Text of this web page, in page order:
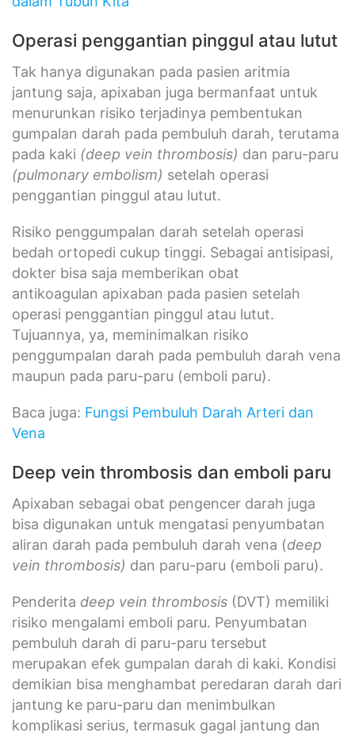
Operasi penggantian pinggul atau lutut
Tak hanya digunakan pada pasien aritmia
jantung saja, apixaban juga bermanfaat untuk
menurunkan risiko terjadinya pembentukan
gumpalan darah pada pembuluh darah, terutama
pada kaki (deep vein thrombosis) dan paru-paru
(pulmonary embolism) setelah operasi
penggantian pinggul atau lutut.
Risiko penggumpalan darah setelah operasi
bedah ortopedi cukup tinggi. Sebagai antisipasi,
dokter bisa saja memberikan obat
antikoagulan apixaban pada pasien setelah
operasi penggantian pinggul atau lutut.
Tujuannya, ya, meminimalkan risiko
penggumpalan darah pada pembuluh darah vena
maupun pada paru-paru (emboli paru).
Baca juga: Fungsi Pembuluh Darah Arteri dan
Vena
Deep vein thrombosis dan emboli paru
Apixaban sebagai obat pengencer darah juga
bisa digunakan untuk mengatasi penyumbatan
aliran darah pada pembuluh darah vena (deep
vein thrombosis) dan paru-paru (emboli paru).
Penderita deep vein thrombosis (DVT) memiliki
risiko mengalami emboli paru. Penyumbatan
pembuluh darah di paru-paru tersebut
merupakan efek gumpalan darah di kaki. Kondisi
demikian bisa menghambat peredaran darah dari
jantung ke paru-paru dan menimbulkan
komplikasi serius, termasuk gagal jantung dan